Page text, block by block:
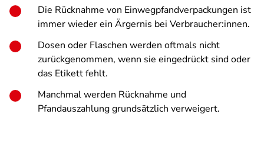
Die Rücknahme von Einwegpfandverpackungen ist
immer wieder ein Ärgernis bei Verbraucher:innen.
Dosen oder Flaschen werden oftmals nicht
zurückgenommen, wenn sie eingedrückt sind oder
das Etikett fehlt.
Manchmal werden Rücknahme und
Pfandauszahlung grundsätzlich verweigert.